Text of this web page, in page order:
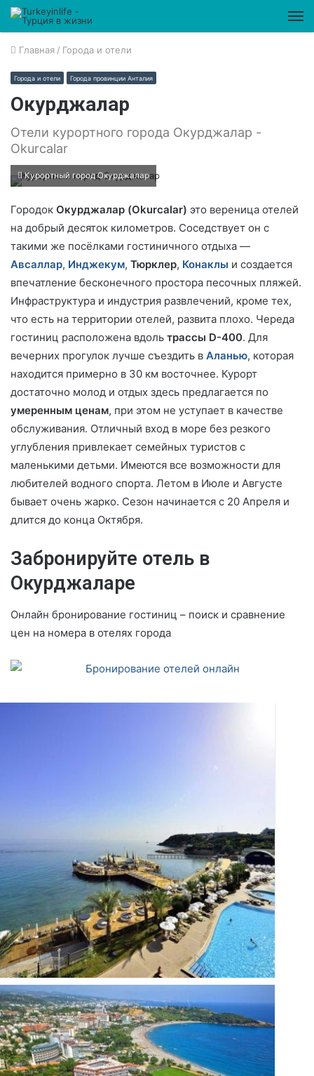
Главная / Города и отели
Города и отели Города провинции Анталия
Окурджалар
Отели курортного города Окурджалар -
Okurcalar
Курортный город Окурджалар
Городок Окурджалар (Okurcalar) это вереница отелей
на добрый десяток километров. Соседствует он с
такими же посёлками гостиничного отдыха —
Авсаллар, Инджекум, Тюрклер, Конаклы и создается
впечатление бесконечного простора песочных пляжей.
Инфраструктура и индустрия развлечений, кроме тех,
что есть на территории отелей, развита плохо. Череда
гостиниц расположена вдоль трассы D-400. Для
вечерних прогулок лучше съездить в Аланью, которая
находится примерно в 30 км восточнее. Курорт
достаточно молод и отдых здесь предлагается по
умеренным ценам, при этом не уступает в качестве
обслуживания. Отличный вход в море без резкого
углубления привлекает семейных туристов с
маленькими детьми. Имеются все возможности для
любителей водного спорта. Летом в Июле и Августе
бывает очень жарко. Сезон начинается с 20 Апреля и
длится до конца Октября.
Забронируйте отель в
Окурджаларе
Онлайн бронирование гостиниц – поиск и сравнение
цен на номера в отелях города